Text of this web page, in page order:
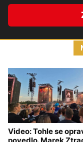
Video: Tohle se